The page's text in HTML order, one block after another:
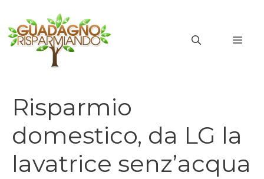
contenuto
Risparmio
domestico, da LG la
lavatrice senz’acqua